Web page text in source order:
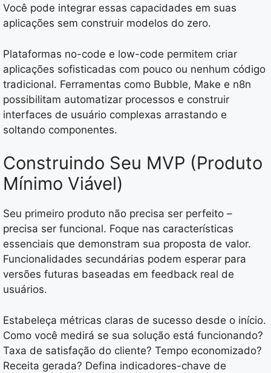
Você pode integrar essas capacidades em suas
aplicações sem construir modelos do zero.
Plataformas no-code e low-code permitem criar
aplicações sofisticadas com pouco ou nenhum código
tradicional. Ferramentas como Bubble, Make e n8n
possibilitam automatizar processos e construir
interfaces de usuário complexas arrastando e
soltando componentes.
Construindo Seu MVP (Produto
Mínimo Viável)
Seu primeiro produto não precisa ser perfeito –
precisa ser funcional. Foque nas características
essenciais que demonstram sua proposta de valor.
Funcionalidades secundárias podem esperar para
versões futuras baseadas em feedback real de
usuários.
Estabeleça métricas claras de sucesso desde o início.
Como você medirá se sua solução está funcionando?
Taxa de satisfação do cliente? Tempo economizado?
Receita gerada? Defina indicadores-chave de